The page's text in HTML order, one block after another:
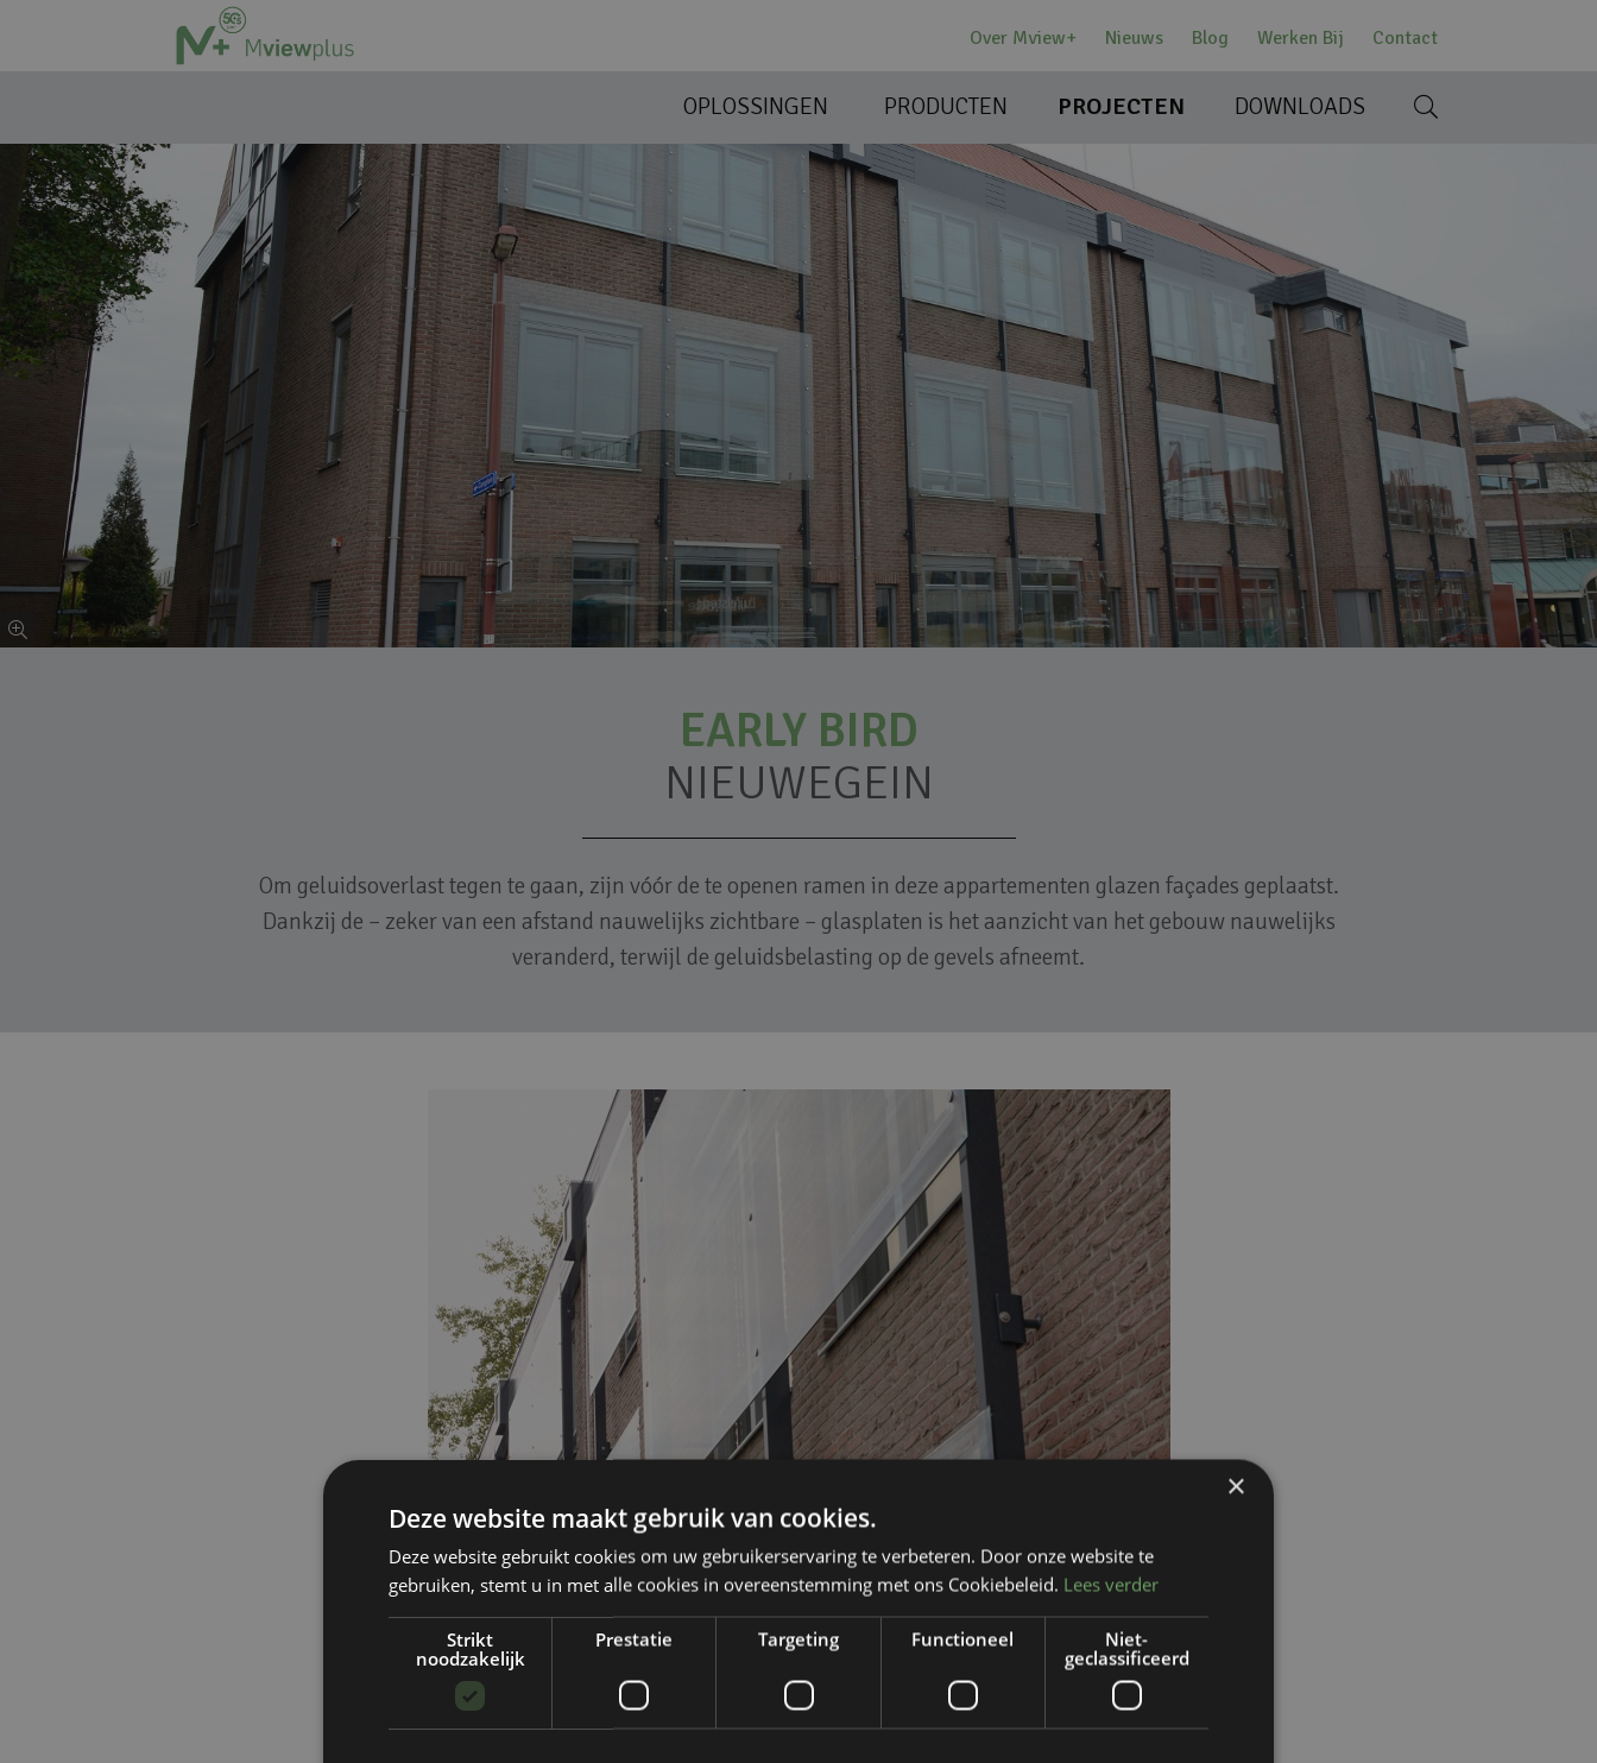
Over Mview+ Nieuws Blog Werken Bij Contact
OPLOSSINGEN PRODUCTEN PROJECTEN DOWNLOADS
EARLY BIRD
NIEUWEGEIN
Om geluidsoverlast tegen te gaan, zijn vóór de te openen ramen in deze appartementen glazen façades geplaatst.
Dankzij de – zeker van een afstand nauwelijks zichtbare – glasplaten is het aanzicht van het gebouw nauwelijks
veranderd, terwijl de geluidsbelasting op de gevels afneemt.
×
Deze website maakt gebruik van cookies.
Deze website gebruikt cookies om uw gebruikerservaring te verbeteren. Door onze website te
gebruiken, stemt u in met alle cookies in overeenstemming met ons Cookiebeleid. Lees verder
Strikt
noodzakelijk
Prestatie Targeting Functioneel
Niet-
geclassificeerd